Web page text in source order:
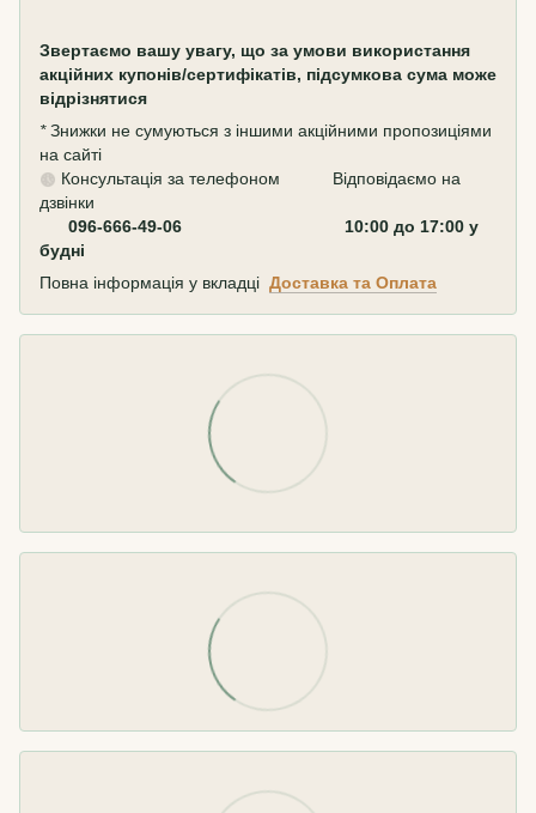
Звертаємо вашу увагу, що за умови використання
акційних купонів/сертифікатів, підсумкова сума може
відрізнятися
*Знижки не сумуються з іншими акційними пропозиціями
на сайті
Консультація за телефоном Відповідаємо на
дзвінки
096-666-49-06 10:00 до 17:00 у
будні
Повна інформація у вкладці Доставка та Оплата